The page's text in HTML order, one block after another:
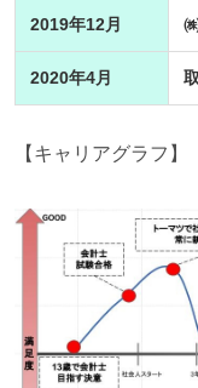
2019年12月
2020年4月
【キャリアグラフ】